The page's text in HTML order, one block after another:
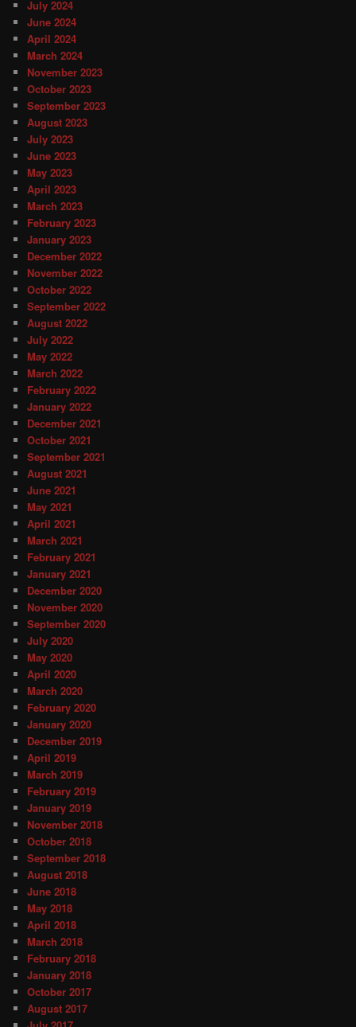
July 2024
June 2024
April 2024
March 2024
November 2023
October 2023
September 2023
August 2023
July 2023
June 2023
May 2023
April 2023
March 2023
February 2023
January 2023
December 2022
November 2022
October 2022
September 2022
August 2022
July 2022
May 2022
March 2022
February 2022
January 2022
December 2021
October 2021
September 2021
August 2021
June 2021
May 2021
April 2021
March 2021
February 2021
January 2021
December 2020
November 2020
September 2020
July 2020
May 2020
April 2020
March 2020
February 2020
January 2020
December 2019
April 2019
March 2019
February 2019
January 2019
November 2018
October 2018
September 2018
August 2018
June 2018
May 2018
April 2018
March 2018
February 2018
January 2018
October 2017
August 2017